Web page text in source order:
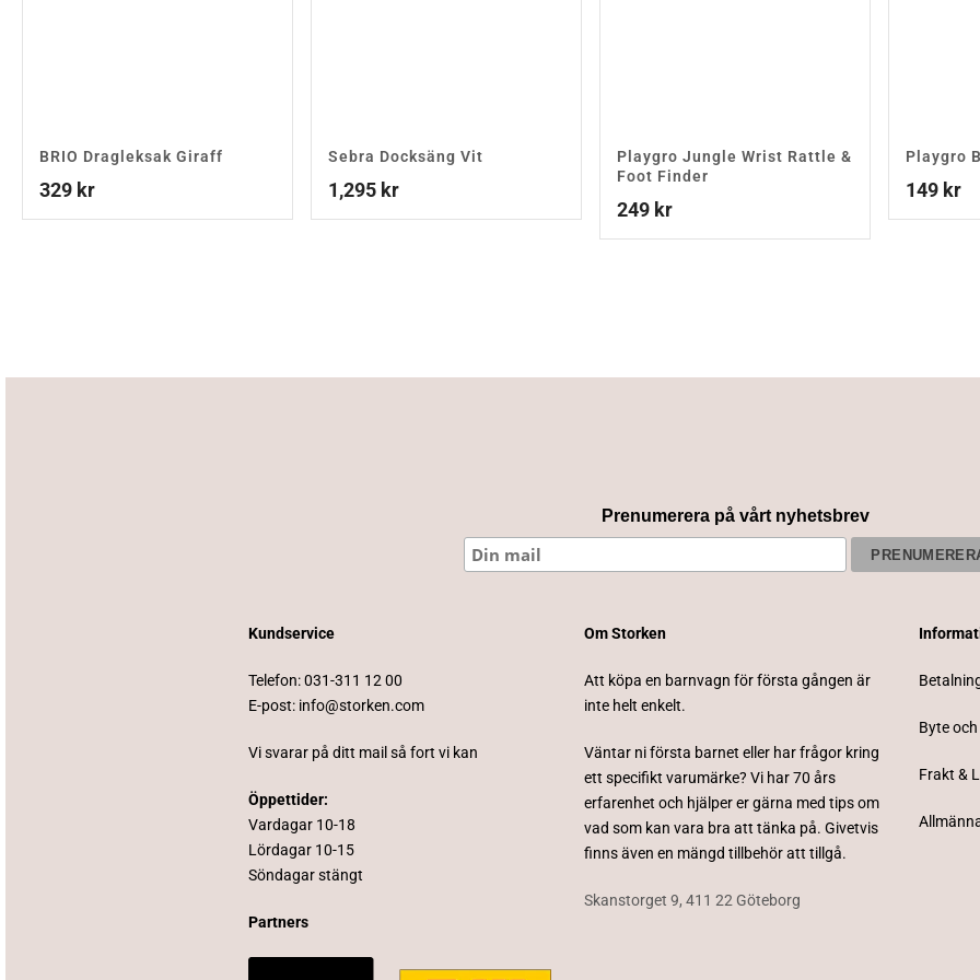
BRIO Dragleksak Giraff
329 kr
Sebra Docksäng Vit
1,295 kr
Playgro Jungle Wrist Rattle &
Foot Finder
249 kr
Playgro
149 kr
Prenumerera på vårt nyhetsbrev
Kundservice
Telefon:031-311 12 00
E-post: info@storken.com
Vi svarar på ditt mail så fort vi kan
Öppettider:
Vardagar 10-18
Lördagar 10-15
Söndagar stängt
Partners
Om Storken
Att köpa en barnvagn för första gången är
inte helt enkelt.
Väntar ni första barnet eller har frågor kring
ett specifikt varumärke? Vi har 70 års
erfarenhet och hjälper er gärna med tips om
vad som kan vara bra att tänka på. Givetvis
finns även en mängd tillbehör att tillgå.
Skanstorget 9, 411 22 Göteborg
Byte
Frakt &